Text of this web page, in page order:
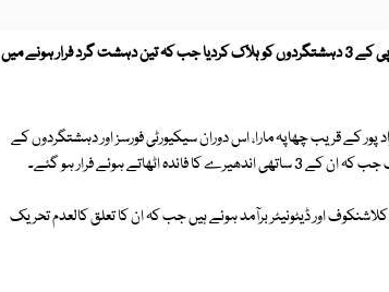
کاؤنٹر ٹیررازم ڈپارٹمنٹ نے گجرات میں کارروائی کر کے کالعدم ٹی ٹی پی کے 3 دہشتگردوں کو ہلاک کردیا جب کہ تین دہشت گرد فرار ہونے میں
کے قریب چھاپہ مارا، اس دوران سیکیورٹی فورسز اور دہشتگردوں کے
اور ڈیٹونیٹر برآمد ہوئے ہیں جب کہ ان کا تعلق کالعدم تحریک